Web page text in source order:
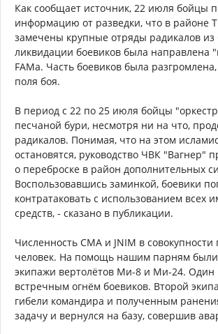
Как сообщает источник, 22 июля бойцы
информацию от разведки, что в районе
замечены крупные отряды радикалов из
ликвидации боевиков была направлена
FAMa. Часть боевиков была
поля боя.
В период с 22 по 25 июля бойцы
песчаной бури, несмотря ни на что,
радикалов. Понимая, что на этом
остановятся, руководство ЧВК "Вагнер"
о переброске в район дополнительных
Воспользовавшись заминкой, боевики
контратаковать с использованием всех
средств, - сказано в публикации.
Численность CMA и JNIM в
человек. На помощь нашим парням
экипажи вертолётов Ми-8 и Ми-24. Один
встречным огнём боевиков. Второй
гибели командира и полученным
задачу и вернулся на базу, совершив